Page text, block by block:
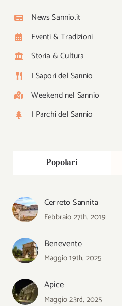
News Sannio.it
Eventi & Tradizioni
Storia & Cultura
I Sapori del Sannio
Weekend nel Sannio
I Parchi del Sannio
Popolari
Cerreto Sannita
Febbraio 27th, 2019
Benevento
Maggio 19th, 2025
Apice
Maggio 23rd, 2025